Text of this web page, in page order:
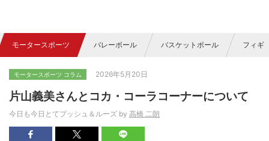
モータースポーツ バレーボール バスケットボール フィギ
モータースポーツ コラム 2026年5月20日
片山義美さんとコカ・コーラコーナーについて
今日も今日とてプッシュ＆ルーズ by 高橋 二朗